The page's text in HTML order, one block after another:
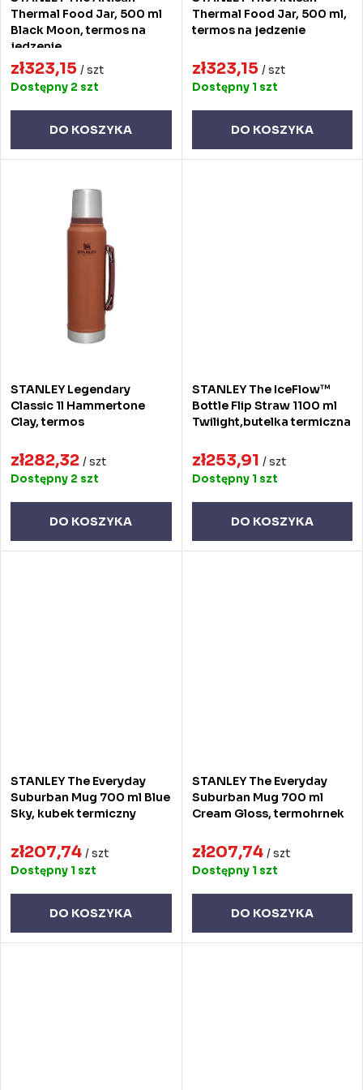
p
r
o
k
d
u
k
w
Thermal Food Jar, 500 ml
Black Moon, termos na
jedzenie
zł323,15 / szt
Dostępny 2 szt
DO KOSZYKA
Thermal Food Jar, 500 ml,
termos na jedzenie
zł323,15 / szt
Dostępny 1 szt
DO KOSZYKA
STANLEY Legendary
Classic 1l Hammertone
Clay, termos
zł282,32 / szt
Dostępny 2 szt
DO KOSZYKA
STANLEY The IceFlow™
Bottle Flip Straw 1100 ml
Twilight,butelka termiczna
zł253,91 / szt
Dostępny 1 szt
DO KOSZYKA
STANLEY The Everyday
Suburban Mug 700 ml Blue
Sky, kubek termiczny
zł207,74 / szt
Dostępny 1 szt
DO KOSZYKA
STANLEY The Everyday
Suburban Mug 700 ml
Cream Gloss, termohrnek
zł207,74 / szt
Dostępny 1 szt
DO KOSZYKA